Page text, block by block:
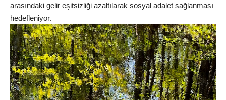
arasındaki gelir eşitsizliği azaltılarak sosyal adalet sağlanması
hedefleniyor.